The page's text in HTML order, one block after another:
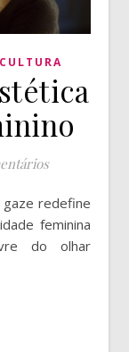
CULTURA
feminina
do olhar